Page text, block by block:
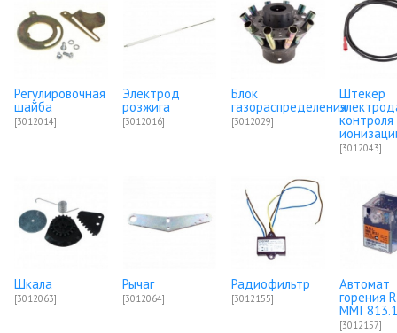
Регулировочная
шайба
[3012014]
Электрод
розжига
[3012016]
Блок
газораспределения
[3012029]
Штекер
контроля
[3012043]
Шкала
[3012063]
Рычаг
[3012064]
Радиофильтр
[3012155]
Автомат
горения
MMI
[3012157]